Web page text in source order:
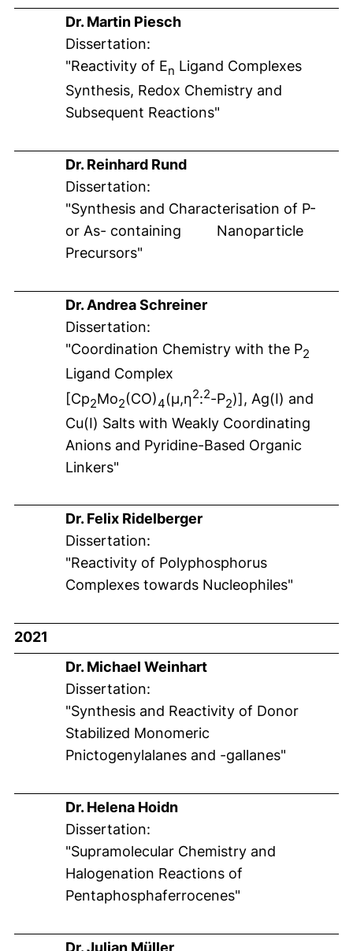
Dr. Martin Piesch
Dissertation:
"Reactivity of En Ligand Complexes
Synthesis, Redox Chemistry and
Subsequent Reactions"
Dr. Reinhard Rund
Dissertation:
"Synthesis and Characterisation of P-
or As- containing Nanoparticle
Precursors"
Dr. Andrea Schreiner
Dissertation:
"Coordination Chemistry with the P2
Ligand Complex
[Cp2Mo2(CO)4(μ,η2:2-P2)], Ag(I) and
Cu(I) Salts with Weakly Coordinating
Anions and Pyridine-Based Organic
Linkers"
Dr. Felix Ridelberger
Dissertation:
"Reactivity of Polyphosphorus
Complexes towards Nucleophiles"
2021
Dr. Michael Weinhart
Dissertation:
"Synthesis and Reactivity of Donor
Stabilized Monomeric
Pnictogenylalanes and -gallanes"
Dr. Helena Hoidn
Dissertation:
"Supramolecular Chemistry and
Halogenation Reactions of
Pentaphosphaferrocenes"